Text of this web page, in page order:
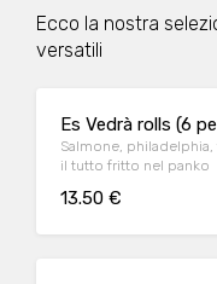
Ecco la nostra
versatili
Es Vedrà rolls (6
Salmone, philadelphia,
il tutto fritto nel panko
13.50 €